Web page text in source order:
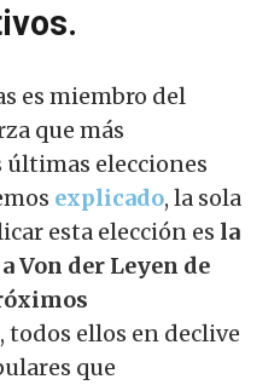
es miembro del
que más
últimas elecciones
explicado, la sola
esta elección es la
Von der Leyen de
, todos ellos en declive
que